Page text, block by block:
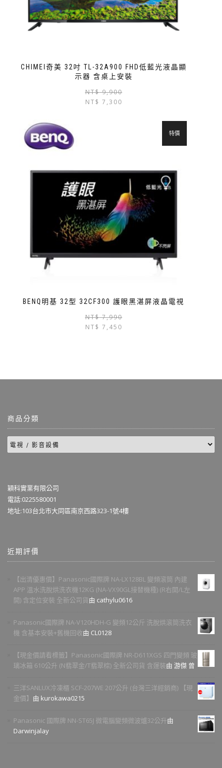
CHIMEI奇美 32吋 TL-32A900 FHD低藍光液晶顯
示器 含桌上安裝
NT$9,900
NT$ 7,300
BENQ明基 32型 32CF300 護眼黑湛屏液晶電視
特價
NT$7,990
NT$ 7,450
商品分類
穎科實業有限公司
電話:0225580001
地址:103台北市大同區南京西路323-1號4樓
近期評價
【出清優惠價】Panasonic國際牌 NA-LX128BL 變頻滾筒 內建
APP 溫水洗脫烘洗衣機12KG (NA-VX90GL接替機種) (R右開/L左
開) 含定位安裝 全新公司貨由 cathylu0616
Panasonic國際牌 NA-V120HDH-G 變頻12公斤 洗脫烘滾筒洗衣
機 含基本安裝+舊機回收由 CL0128
【現金價請看標籤】Panasonic國際牌 NR-D611XGS 四門變頻 玻
璃冰箱 610公升 (N翡翠金/T翡翠棕) 全新公司貨 含運裝由 游傑 曾
三洋SANLUX冷凍櫃 SCF-207WE 207公升 (台灣三洋經銷商) 【現
金價】 由 kurokawa0215
Panasonic 國際牌 NN-ST65J 微電腦變頻微波爐32公升由
Darwinjalay